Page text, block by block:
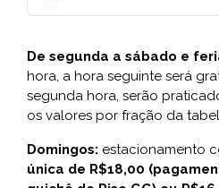
De segunda a sábado e
hora, a hora seguinte será
segunda hora, serão
os valores por fração da
Domingos: estacionamento
única de R$18,00